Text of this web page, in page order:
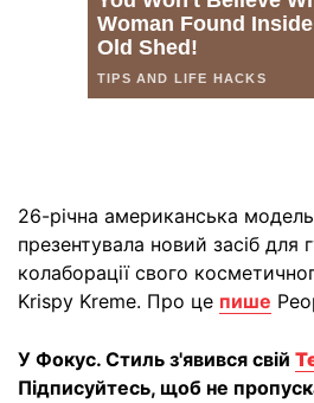
26-річна американська модель
презентувала новий засіб для
колаборації свого
Krispy Kreme. Про це пише
У Фокус. Стиль з'явився свій
Підписуйтесь, щоб не